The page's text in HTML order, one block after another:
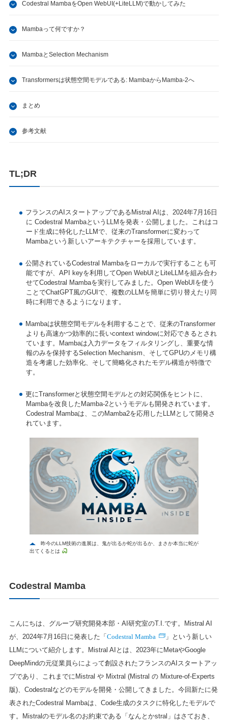
Codestral MambaをOpen WebUI(+LiteLLM)で動かしてみた
Mambaって何ですか？
MambaとSelection Mechanism
Transformersは状態空間モデルである: MambaからMamba-2へ
まとめ
参考文献
TL;DR
フランスのAIスタートアップであるMistral AIは、2024年7月16日
に Codestral MambaというLLMを発表・公開しました。これはコ
ード生成に特化したLLMで、従来のTransformerに変わって
Mambaという新しいアーキテクチャーを採用しています。
公開されているCodestral Mambaをローカルで実行することも可
能ですが、API keyを利用してOpen WebUIとLiteLLMを組み合わ
せてCodestral Mambaを実行してみました。Open WebUIを使う
ことでChatGPT風のGUIで、複数のLLMを簡単に切り替えたり同
時に利用できるようになります。
Mambaは状態空間モデルを利用することで、従来のTransformer
よりも高速かつ効率的に長いcontext windowに対応できるとされ
ています。Mambaは入力データをフィルタリングし、重要な情
報のみを保持するSelection Mechanism、そしてGPUのメモリ構
造を考慮した効率化、そして簡略化されたモデル構造が特徴で
す。
更にTransformerと状態空間モデルとの対応関係をヒントに、
Mambaを改良したMamba-2というモデルも開発されています。
Codestral Mambaは、このMamba2を応用したLLMとして開発さ
れています。
昨今のLLM技術の進展は、鬼が出るか蛇が出るか、まさか本当に蛇が
出てくるとは
Codestral Mamba
こんにちは、グループ研究開発本部・AI研究室のT.I.です。Mistral AI
が、2024年7月16日に発表した「 Codestral Mamba
」という新しい
LLMについて紹介します。Mistral AIとは、2023年にMetaやGoogle
DeepMindの元従業員らによって創設されたフランスのAIスタートアッ
プであり、これまでにMistral や Mixtral (Mistral の Mixture-of-Experts
版)、Codestralなどのモデルを開発・公開してきました。今回新たに発
表されたCodestral Mambaは、Code生成のタスクに特化したモデルで
す。Mistralのモデル名のお約束である「なんとかstral」はさておき、